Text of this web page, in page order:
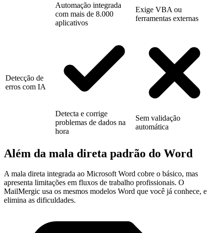
Automação integrada
com mais de 8.000
aplicativos
Exige VBA ou
ferramentas externas
Detecção de
erros com IA
Detecta e corrige
problemas de dados na
hora
Sem validação
automática
Além da mala direta padrão do Word
A mala direta integrada ao Microsoft Word cobre o básico, mas
apresenta limitações em fluxos de trabalho profissionais. O
MailMergic usa os mesmos modelos Word que você já conhece, e
elimina as dificuldades.